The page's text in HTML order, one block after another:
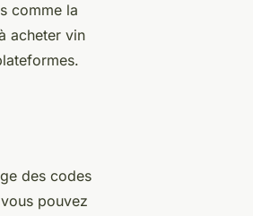
comme la
acheter vin
des codes
pouvez